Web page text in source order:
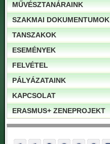
MŰVÉSZTANÁRAINK
SZAKMAI DOKUMENTUMOK
TANSZAKOK
ESEMÉNYEK
FELVÉTEL
PÁLYÁZATAINK
KAPCSOLAT
ERASMUS+ ZENEPROJEKT